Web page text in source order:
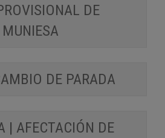
DE
DE PARADA
| AFECTACIÓN DE